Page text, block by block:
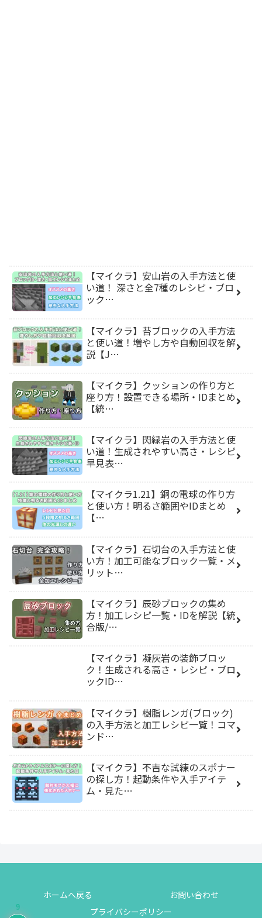
【マイクラ】安山岩の入手方法と使
い道！ 深さと全7種のレシピ・ブロ
ック…
【マイクラ】苔ブロックの入手方法
と使い道！増やし方や自動回収を解
説【J…
【マイクラ】クッションの作り方と
座り方！設置できる場所・IDまとめ
【統…
【マイクラ】閃緑岩の入手方法と使
い道！生成されやすい高さ・レシピ
早見表…
【マイクラ1.21】銅の電球の作り方
と使い方！明るさ範囲やIDまとめ
【…
【マイクラ】石切台の入手方法と使
い方！加工可能なブロック一覧・メ
リット…
【マイクラ】辰砂ブロックの集め
方！加工レシピ一覧・IDを解説【統
合版/…
【マイクラ】凝灰岩の装飾ブロッ
ク！生成される高さ・レシピ・ブロ
ックID…
【マイクラ】樹脂レンガ(ブロック)
の入手方法と加工レシピ一覧！コマ
ンド…
【マイクラ】不吉な試練のスポナー
の探し方！起動条件や入手アイテ
ム・見た…
ホームへ戻る
お問い合わせ
プライバシーポリシー
9